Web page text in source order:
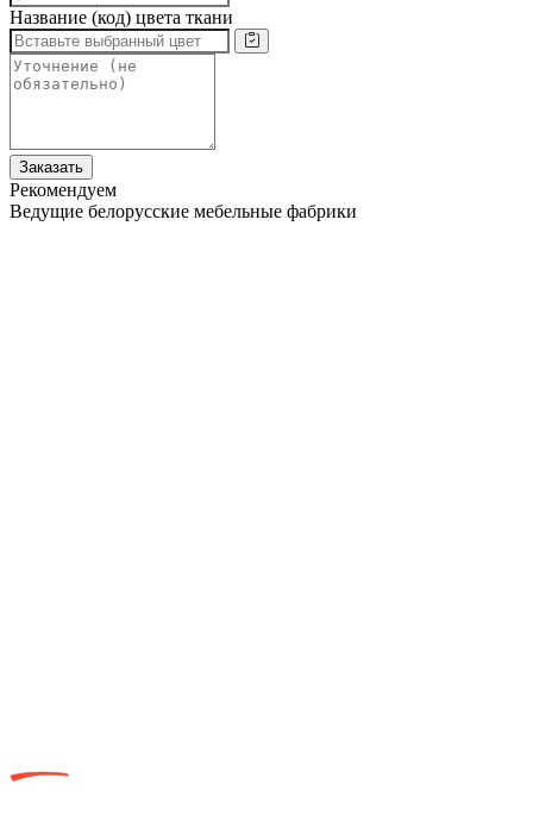
Название (код) цвета ткани
Заказать
Рекомендуем
Ведущие белорусские мебельные фабрики